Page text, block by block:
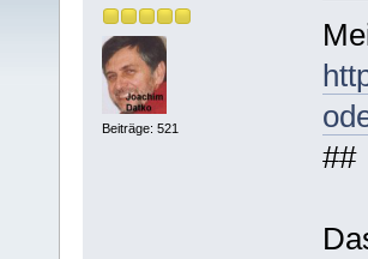
Beiträge: 521
##